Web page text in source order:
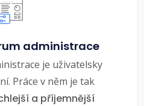
administrace
je uživatelsky
Práce v něm je tak
a příjemnější